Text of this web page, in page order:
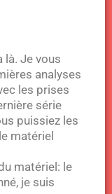
là. Je vous
analyses
les prises
série
puissiez les
matériel
matériel: le
je suis